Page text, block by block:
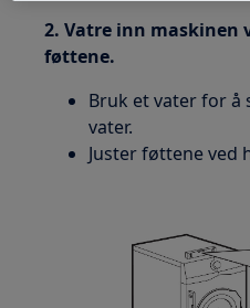
2. Vatre inn maskinen
føttene.
Bruk et vater for å
vater.
Juster føttene ved